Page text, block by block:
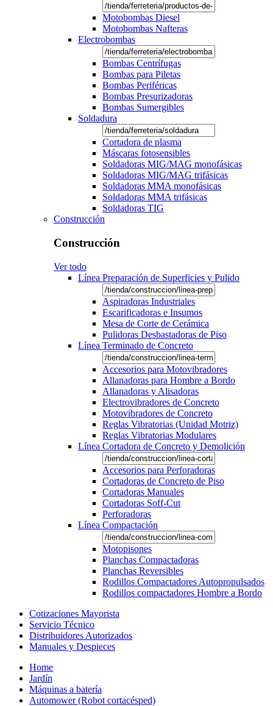
Motobombas Diesel
Motobombas Nafteras
Electrobombas
Bombas Centrífugas
Bombas para Piletas
Bombas Periféricas
Bombas Presurizadoras
Bombas Sumergibles
Soldadura
Cortadora de plasma
Máscaras fotosensibles
Soldadoras MIG/MAG monofásicas
Soldadoras MIG/MAG trifásicas
Soldadoras MMA monofásicas
Soldadoras MMA trifásicas
Soldadoras TIG
Construcción
Construcción
Ver todo
Línea Preparación de Superficies y Pulido
Aspiradoras Industriales
Escarificadoras e Insumos
Mesa de Corte de Cerámica
Pulidoras Desbastadoras de Piso
Línea Terminado de Concreto
Accesorios para Motovibradores
Allanadoras para Hombre a Bordo
Allanadoras y Alisadoras
Electrovibradores de Concreto
Motovibradores de Concreto
Reglas Vibratorias (Unidad Motriz)
Reglas Vibratorias Modulares
Línea Cortadora de Concreto y Demolición
Accesorios para Perforadoras
Cortadoras de Concreto de Piso
Cortadoras Manuales
Cortadoras Soff-Cut
Perforadoras
Línea Compactación
Motopisones
Planchas Compactadoras
Planchas Reversibles
Rodillos Compactadores Autopropulsados
Rodillos compactadores Hombre a Bordo
Cotizaciones Mayorista
Servicio Técnico
Distribuidores Autorizados
Manuales y Despieces
Home
Jardín
Máquinas a batería
Automower (Robot cortacésped)